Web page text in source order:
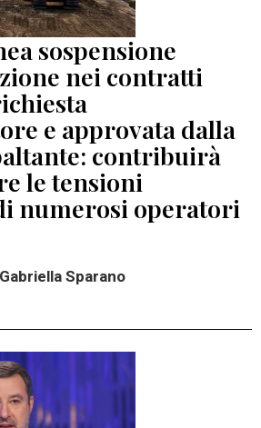
sospensione
nei contratti
e approvata dalla
contribuirà
le tensioni
numerosi operatori
Sparano